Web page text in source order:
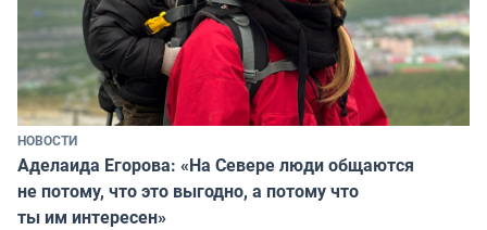
НОВОСТИ
Аделаида Егорова: «На Севере люди общаются
не потому, что это выгодно, а потому что
ты им интересен»